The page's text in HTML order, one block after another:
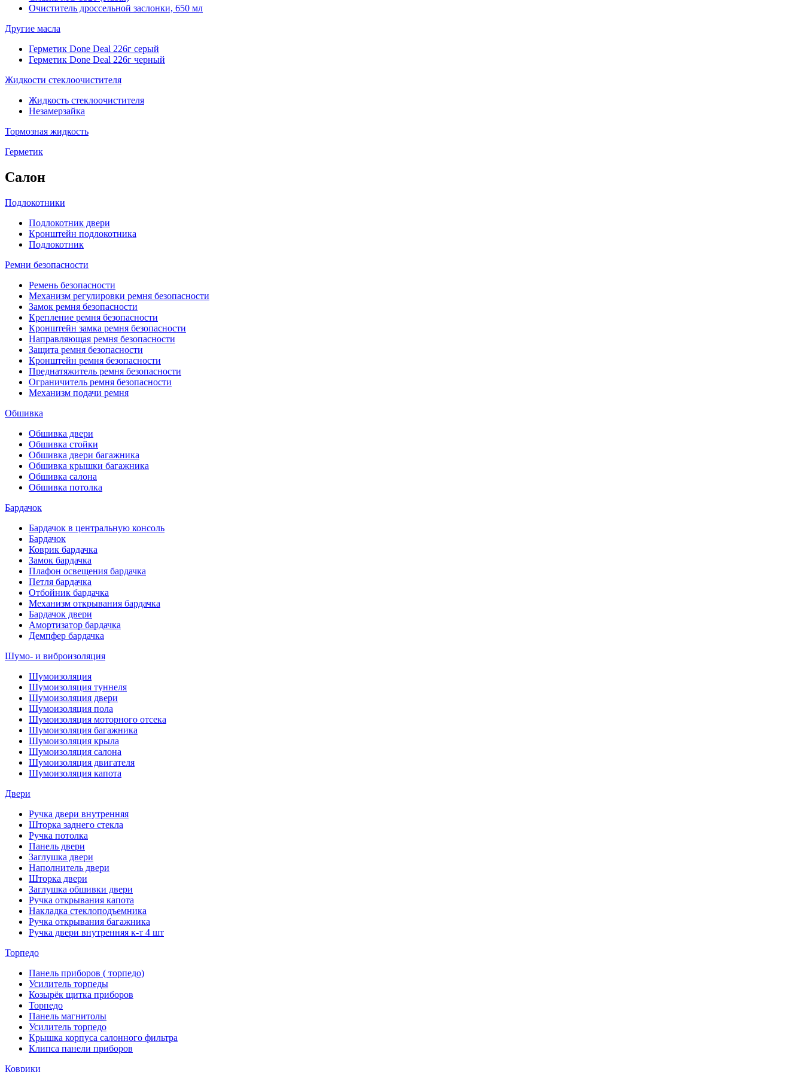
Очиститель дроссельной заслонки, 650 мл
Другие масла
Герметик Done Deal 226г серый
Герметик Done Deal 226г черный
Жидкости стеклоочистителя
Жидкость стеклоочистителя
Незамерзайка
Тормозная жидкость
Герметик
Салон
Подлокотники
Подлокотник двери
Кронштейн подлокотника
Подлокотник
Ремни безопасности
Ремень безопасности
Механизм регулировки ремня безопасности
Замок ремня безопасности
Крепление ремня безопасности
Кронштейн замка ремня безопасности
Направляющая ремня безопасности
Защита ремня безопасности
Кронштейн ремня безопасности
Преднатяжитель ремня безопасности
Ограничитель ремня безопасности
Механизм подачи ремня
Обшивка
Обшивка двери
Обшивка стойки
Обшивка двери багажника
Обшивка крышки багажника
Обшивка салона
Обшивка потолка
Бардачок
Бардачок в центральную консоль
Бардачок
Коврик бардачка
Замок бардачка
Плафон освещения бардачка
Петля бардачка
Отбойник бардачка
Механизм открывания бардачка
Бардачок двери
Амортизатор бардачка
Демпфер бардачка
Шумо- и виброизоляция
Шумоизоляция
Шумоизоляция туннеля
Шумоизоляция двери
Шумоизоляция пола
Шумоизоляция моторного отсека
Шумоизоляция багажника
Шумоизоляция крыла
Шумоизоляция салона
Шумоизоляция двигателя
Шумоизоляция капота
Двери
Ручка двери внутренняя
Шторка заднего стекла
Ручка потолка
Панель двери
Заглушка двери
Наполнитель двери
Шторка двери
Заглушка обшивки двери
Ручка открывания капота
Накладка стеклоподъемника
Ручка открывания багажника
Ручка двери внутренняя к-т 4 шт
Торпедо
Панель приборов ( торпедо)
Усилитель торпеды
Козырёк щитка приборов
Торпедо
Панель магнитолы
Усилитель торпедо
Крышка корпуса салонного фильтра
Клипса панели приборов
Коврики